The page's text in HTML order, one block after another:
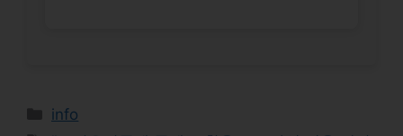
Categories
info